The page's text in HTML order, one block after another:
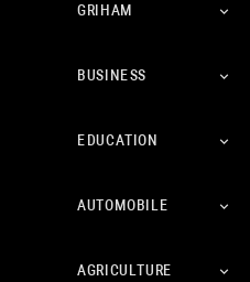
GRIHAM
BUSINESS
EDUCATION
AUTOMOBILE
AGRICULTURE